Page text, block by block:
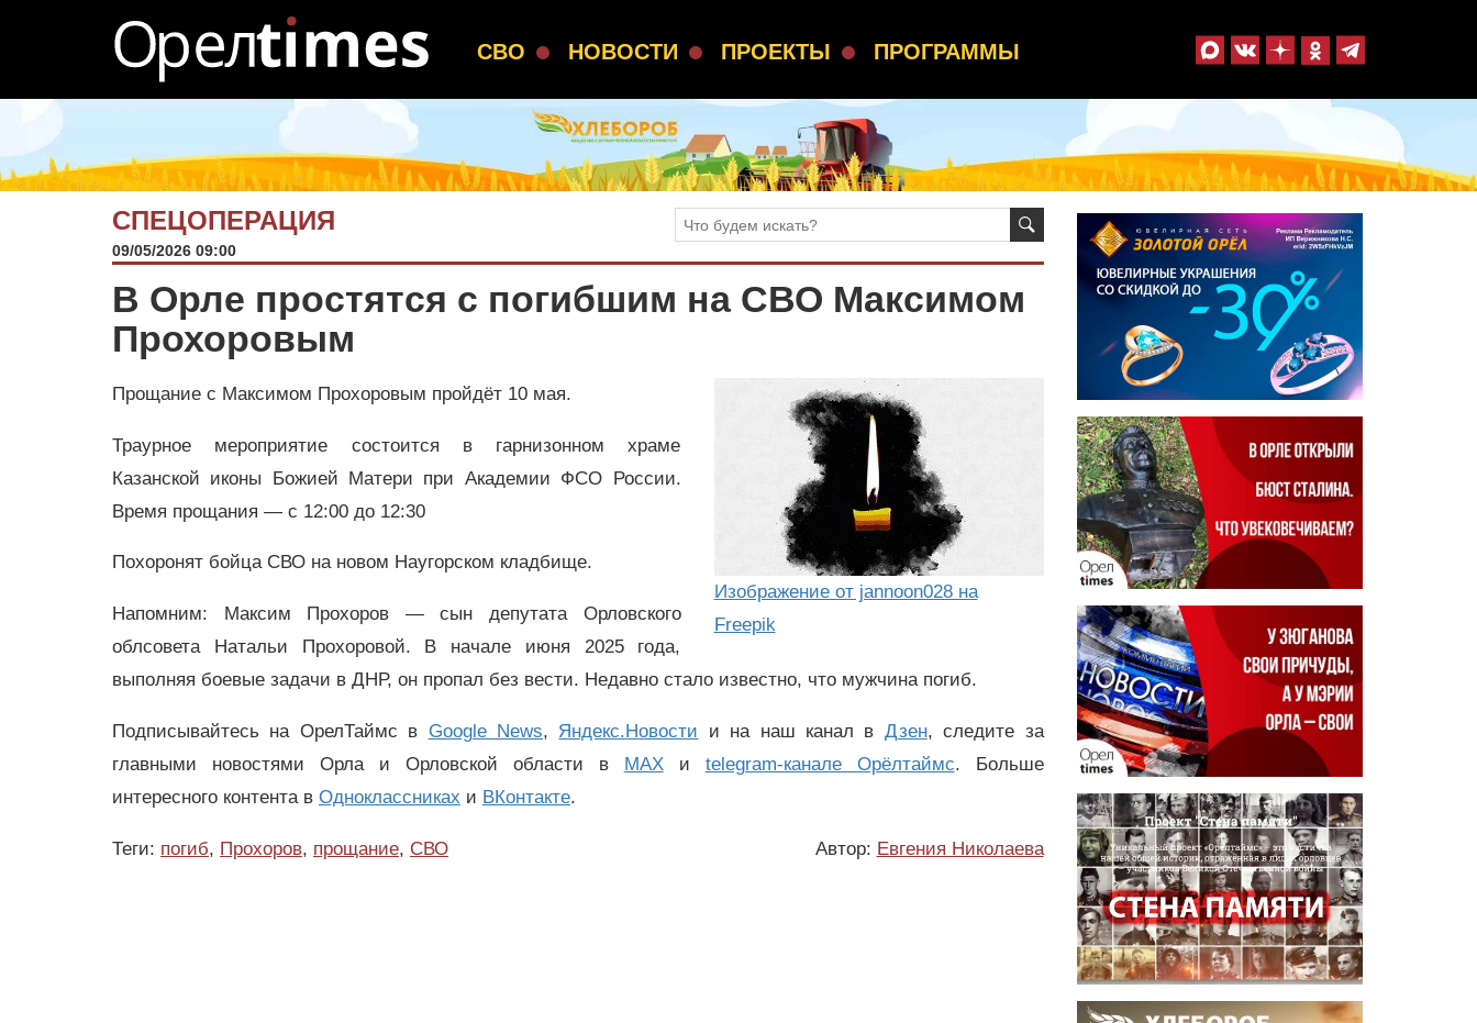
СВО НОВОСТИ ПРОЕКТЫ ПРОГРАММЫ
СПЕЦОПЕРАЦИЯ
09/05/2026 09:00
В Орле простятся с погибшим на СВО Максимом
Прохоровым
Изображение от jannoon028 на
Freepik
Прощание с Максимом Прохоровым пройдёт 10 мая.
Траурное мероприятие состоится в гарнизонном храме
Казанской иконы Божией Матери при Академии ФСО России.
Время прощания — с 12:00 до 12:30
Похоронят бойца СВО на новом Наугорском кладбище.
Напомним: Максим Прохоров — сын депутата Орловского
облсовета Натальи Прохоровой. В начале июня 2025 года,
выполняя боевые задачи в ДНР, он пропал без вести. Недавно стало известно, что мужчина погиб.
Подписывайтесь на ОрелТаймс в Google News, Яндекс.Новости и на наш канал в Дзен, следите за
главными новостями Орла и Орловской области в MAXи telegram-канале Орёлтаймс. Больше
интересного контента в Одноклассниках и ВКонтакте.
Теги: погиб, Прохоров, прощание, СВО Автор: Евгения Николаева